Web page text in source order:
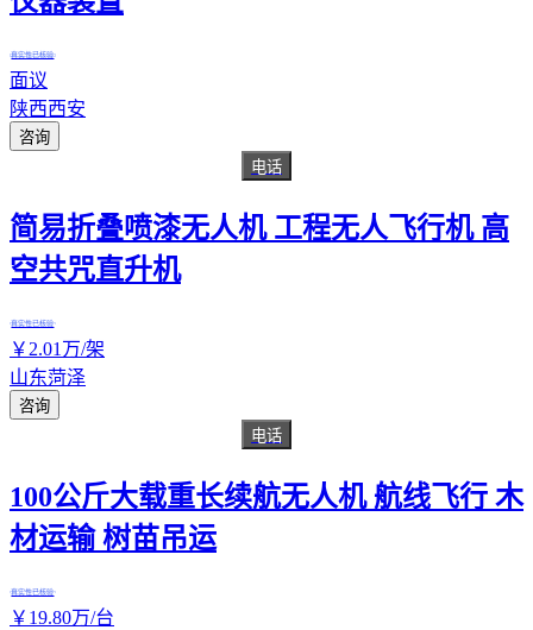
真实性已核验
面议
陕西西安
咨询
电话
简易折叠喷漆无人机 工程无人飞行机 高
空共咒直升机
真实性已核验
￥ 2.01 万/架
山东菏泽
咨询
电话
100公斤大载重长续航无人机 航线飞行 木
材运输 树苗吊运
真实性已核验
￥ 19.80万/台